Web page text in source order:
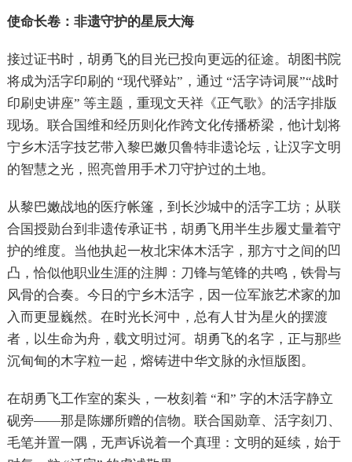
使命长卷：非遗守护的星辰大海
接过证书时，胡勇飞的目光已投向更远的征途。胡图书院
将成为活字印刷的 “现代驿站”，通过 “活字诗词展”“战时
印刷史讲座” 等主题，重现文天祥《正气歌》的活字排版
现场。联合国维和经历则化作跨文化传播桥梁，他计划将
宁乡木活字技艺带入黎巴嫩贝鲁特非遗论坛，让汉字文明
的智慧之光，照亮曾用手术刀守护过的土地。
从黎巴嫩战地的医疗帐篷，到长沙城中的活字工坊；从联
合国授勋台到非遗传承证书，胡勇飞用半生步履丈量着守
护的维度。当他执起一枚北宋体木活字，那方寸之间的凹
凸，恰似他职业生涯的注脚：刀锋与笔锋的共鸣，铁骨与
风骨的合奏。今日的宁乡木活字，因一位军旅艺术家的加
入而更显巍然。在时光长河中，总有人甘为星火的摆渡
者，以生命为舟，载文明过河。胡勇飞的名字，正与那些
沉甸甸的木字粒一起，熔铸进中华文脉的永恒版图。
在胡勇飞工作室的案头，一枚刻着 “和” 字的木活字静立
砚旁——那是陈娜所赠的信物。联合国勋章、活字刻刀、
毛笔并置一隅，无声诉说着一个真理：文明的延续，始于